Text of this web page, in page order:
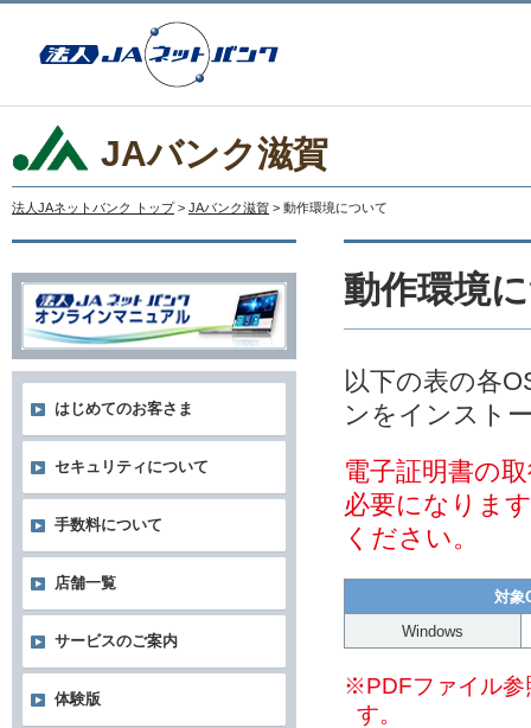
JAバンク滋賀
法人JAネットバンク トップ > JAバンク滋賀 > 動作環境について
動作環境
以下の表の各
ンをインスト
電子証明書の
必要になりま
ください。
対象
Windows
※PDFファイル参
す。
はじめてのお客さま
セキュリティについて
手数料について
店舗一覧
サービスのご案内
体験版